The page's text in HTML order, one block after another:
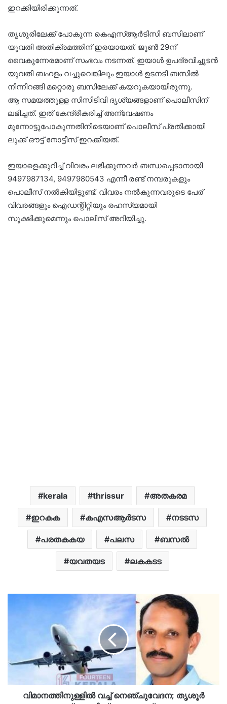
ഇറക്കിയിരിക്കുന്നത്.
തൃശൂരിലേക്ക് പോകുന്ന കെഎസ്ആര്‍ടിസി ബസിലാണ്
യുവതി അതിക്രമത്തിന് ഇരയായത്. ജൂണ്‍ 29ന്
വൈകുന്നേരമാണ് സംഭവം നടന്നത്. ഇയാള്‍ ഉപദ്രവിച്ചുടന്‍
യുവതി ബഹളം വച്ചുവെങ്കിലും ഇയാള്‍ ഉടനടി ബസില്‍
നിന്നിറങ്ങി മറ്റൊരു ബസിലേക്ക് കയറുകയായിരുന്നു.
ആ സമയത്തുള്ള സിസിടിവി ദൃശ്യങ്ങളാണ് പൊലീസിന്
ലഭിച്ചത്. ഇത് കേന്ദ്രീകരിച്ച് അന്വേഷണം
മുന്നോട്ടുപോകുന്നതിനിടെയാണ് പൊലീസ് പ്രതിക്കായി
ലുക്ക് ഔട്ട് നോട്ടീസ് ഇറക്കിയത്.
ഇയാളെക്കുറിച്ച് വിവരം ലഭിക്കുന്നവര്‍ ബന്ധപ്പെടാനായി
9497987134, 9497980543 എന്നീ രണ്ട് നമ്പരുകളും
പൊലീസ് നല്‍കിയിട്ടുണ്ട്. വിവരം നല്‍കുന്നവരുടെ പേര്
വിവരങ്ങളും ഐഡന്റിറ്റിയും രഹസ്യമായി
സൂക്ഷിക്കുമെന്നും പൊലീസ് അറിയിച്ചു.
kerala thrissur അതകരമ
ഇറകക കഎസആർടസ നടടസ
പരതകകയ പലസ ബസൽ
യവതയട ലകകടട
വിമാനത്തിനുള്ളിൽ വച്ച് നെഞ്ചുവേദന; തൃശൂർ